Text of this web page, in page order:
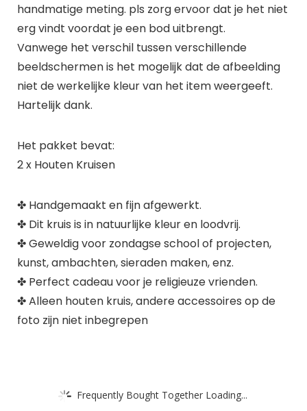
handmatige meting. pls zorg ervoor dat je het niet
erg vindt voordat je een bod uitbrengt.
Vanwege het verschil tussen verschillende
beeldschermen is het mogelijk dat de afbeelding
niet de werkelijke kleur van het item weergeeft.
Hartelijk dank.
Het pakket bevat:
2 x Houten Kruisen
✤ Handgemaakt en fijn afgewerkt.
✤ Dit kruis is in natuurlijke kleur en loodvrij.
✤ Geweldig voor zondagse school of projecten,
kunst, ambachten, sieraden maken, enz.
✤ Perfect cadeau voor je religieuze vrienden.
✤ Alleen houten kruis, andere accessoires op de
foto zijn niet inbegrepen
Frequently Bought Together Loading...